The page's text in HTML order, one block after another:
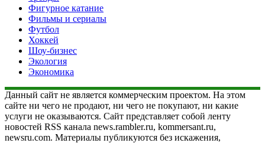
Фигурное катание
Фильмы и сериалы
Футбол
Хоккей
Шоу-бизнес
Экология
Экономика
Данный сайт не является коммерческим проектом. На этом
сайте ни чего не продают, ни чего не покупают, ни какие
услуги не оказываются. Сайт представляет собой ленту
новостей RSS канала news.rambler.ru, kommersant.ru,
newsru.com. Материалы публикуются без искажения,